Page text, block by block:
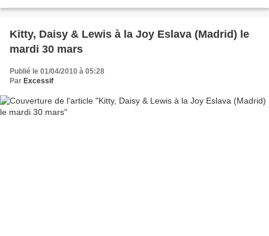
Kitty, Daisy & Lewis à la Joy Eslava (Madrid) le
mardi 30 mars
Publié le 01/04/2010 à 05:28
Par Excessif